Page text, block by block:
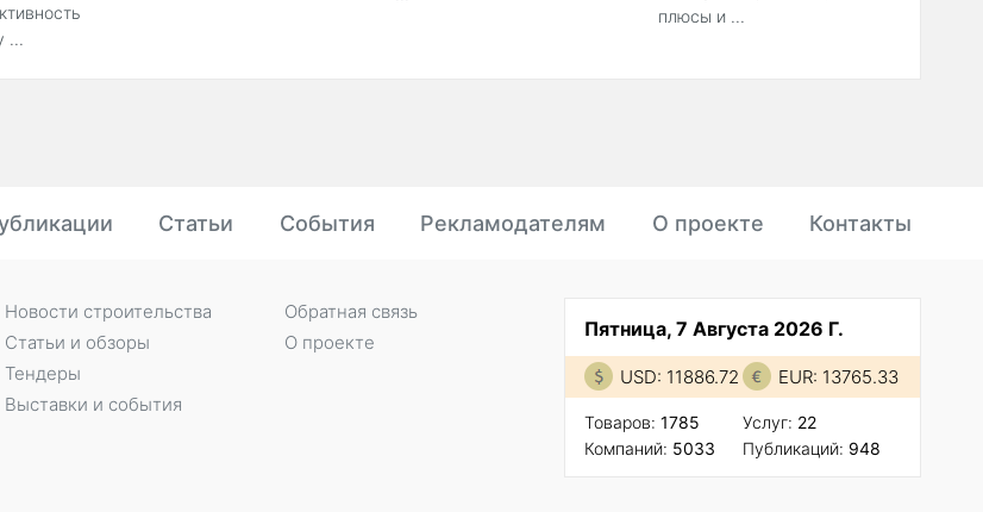
...
плюсы и ...
Статьи События Рекламодателям О проекте Контакты
Пятница, 7 Августа 2026 Г.
USD: 11886.72 EUR: 13765.33
Товаров: 1785
Компаний: 5033
Услуг: 22
Публикаций: 948
Новости строительства
Статьи и обзоры
Тендеры
Выставки и события
Обратная связь
О проекте